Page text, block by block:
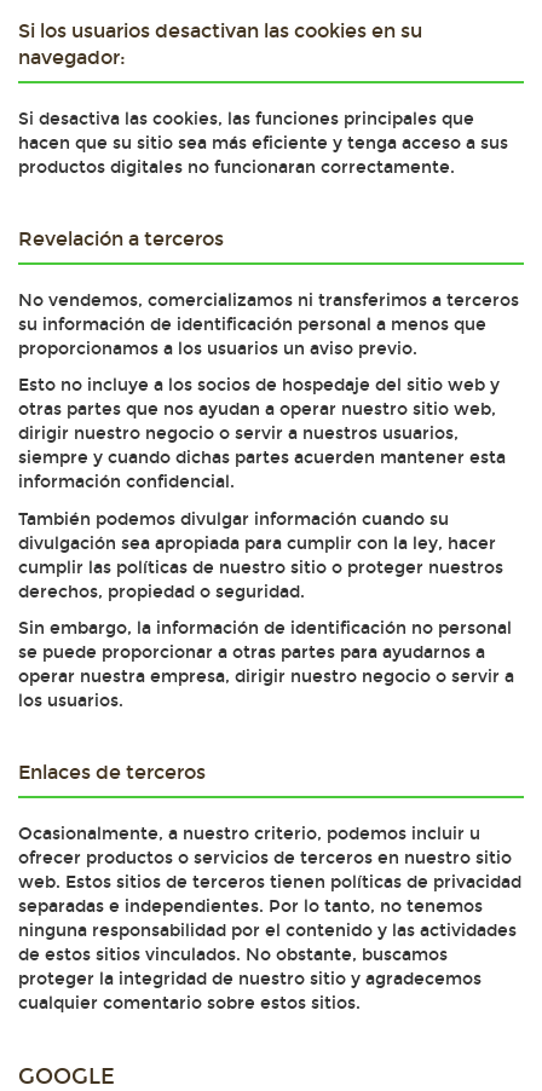
Si los usuarios desactivan las cookies en su
navegador:
Si desactiva las cookies, las funciones principales que
hacen que su sitio sea más eficiente y tenga acceso a sus
productos digitales no funcionaran correctamente.
Revelación a terceros
No vendemos, comercializamos ni transferimos a terceros
su información de identificación personal a menos que
proporcionamos a los usuarios un aviso previo.
Esto no incluye a los socios de hospedaje del sitio web y
otras partes que nos ayudan a operar nuestro sitio web,
dirigir nuestro negocio o servir a nuestros usuarios,
siempre y cuando dichas partes acuerden mantener esta
información confidencial.
También podemos divulgar información cuando su
divulgación sea apropiada para cumplir con la ley, hacer
cumplir las políticas de nuestro sitio o proteger nuestros
derechos, propiedad o seguridad.
Sin embargo, la información de identificación no personal
se puede proporcionar a otras partes para ayudarnos a
operar nuestra empresa, dirigir nuestro negocio o servir a
los usuarios.
Enlaces de terceros
Ocasionalmente, a nuestro criterio, podemos incluir u
ofrecer productos o servicios de terceros en nuestro sitio
web. Estos sitios de terceros tienen políticas de privacidad
separadas e independientes. Por lo tanto, no tenemos
ninguna responsabilidad por el contenido y las actividades
de estos sitios vinculados. No obstante, buscamos
proteger la integridad de nuestro sitio y agradecemos
cualquier comentario sobre estos sitios.
GOOGLE